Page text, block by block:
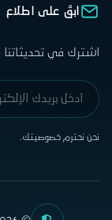
ابقَ على اطلاع
اشترك في تحديثاتنا
نحن نحترم خصوصيتك.